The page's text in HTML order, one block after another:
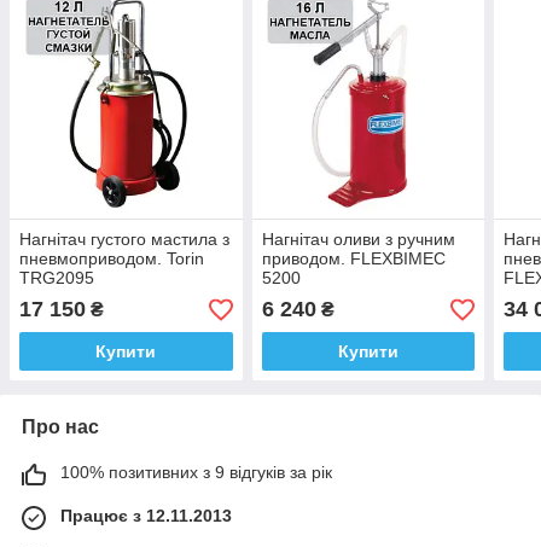
Нагнітач густого мастила з
пневмоприводом. Torin
TRG2095
17 150 ₴
Купити
Нагнітач оливи з ручним
приводом. FLEXBIMEC
5200
6 240₴
Купити
34
Про нас
100% позитивних з 9 відгуків за рік
Працює з 12.11.2013